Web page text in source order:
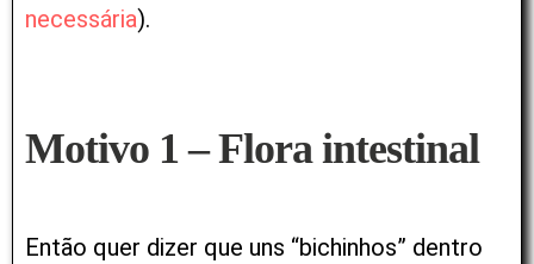
necessária).
Motivo 1 – Flora intestinal
Então quer dizer que uns “bichinhos” dentro